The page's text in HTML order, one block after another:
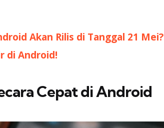
Akan Rilis di Tanggal 21 Mei?
di Android!
Cepat di Android